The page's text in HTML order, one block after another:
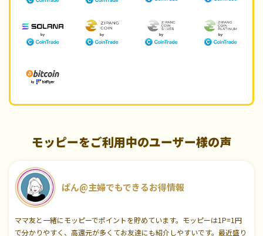
モッピーをご利用中のユーザー様の声
ぱん@主婦でもできるお得情報
ママ友と一緒にモッピーでポイントを貯めています。モッピーは1P=1円
で分かりやすく、高還元が多くてお友達にも紹介しやすいです。最近盛り